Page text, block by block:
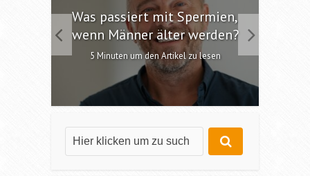
Was passiert mit Spermien,
wenn Männer älter werden?
5 Minuten um den Artikel zu lesen